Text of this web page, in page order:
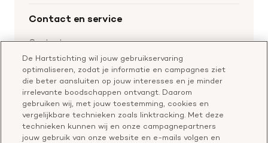
Materialen bestellen
Aanmelden nieuwsbrief
Word collectant
Leer reanimeren
Geef ter nagedachtenis
Start een actie
Contact en service
Contactgegevens
Bel of chat met een voorlichter
Vragen over donateurschap
Klachtenformulier
Check je gesprek
De Hartstichting wil jouw gebruikservaring
optimaliseren, zodat je informatie en campagnes ziet
die beter aansluiten op jouw interesses en je minder
irrelevante boodschappen ontvangt. Daarom
gebruiken wij, met jouw toestemming, cookies en
vergelijkbare technieken zoals linktracking. Met deze
technieken kunnen wij en onze campagnepartners
jouw gebruik van onze website en e-mails volgen en